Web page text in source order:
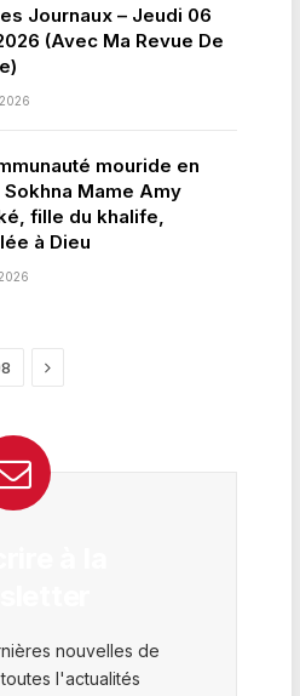
Journaux – Jeudi 06
(Avec Ma Revue De
mouride en
Sokhna Mame Amy
fille du khalife,
à Dieu
Next
nouvelles de
l'actualités